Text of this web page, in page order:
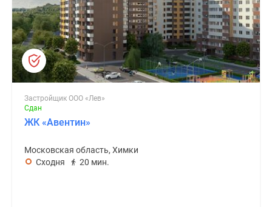
Застройщик ООО «Лев»
Сдан
ЖК «Авентин»
Московская область, Химки
Сходня
20 мин.